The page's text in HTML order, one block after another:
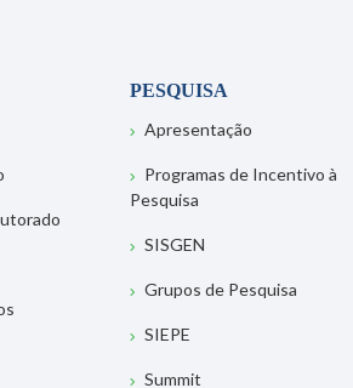
PESQUISA
Apresentação
Programas de Incentivo à
Pesquisa
SISGEN
Grupos de Pesquisa
SIEPE
Summit